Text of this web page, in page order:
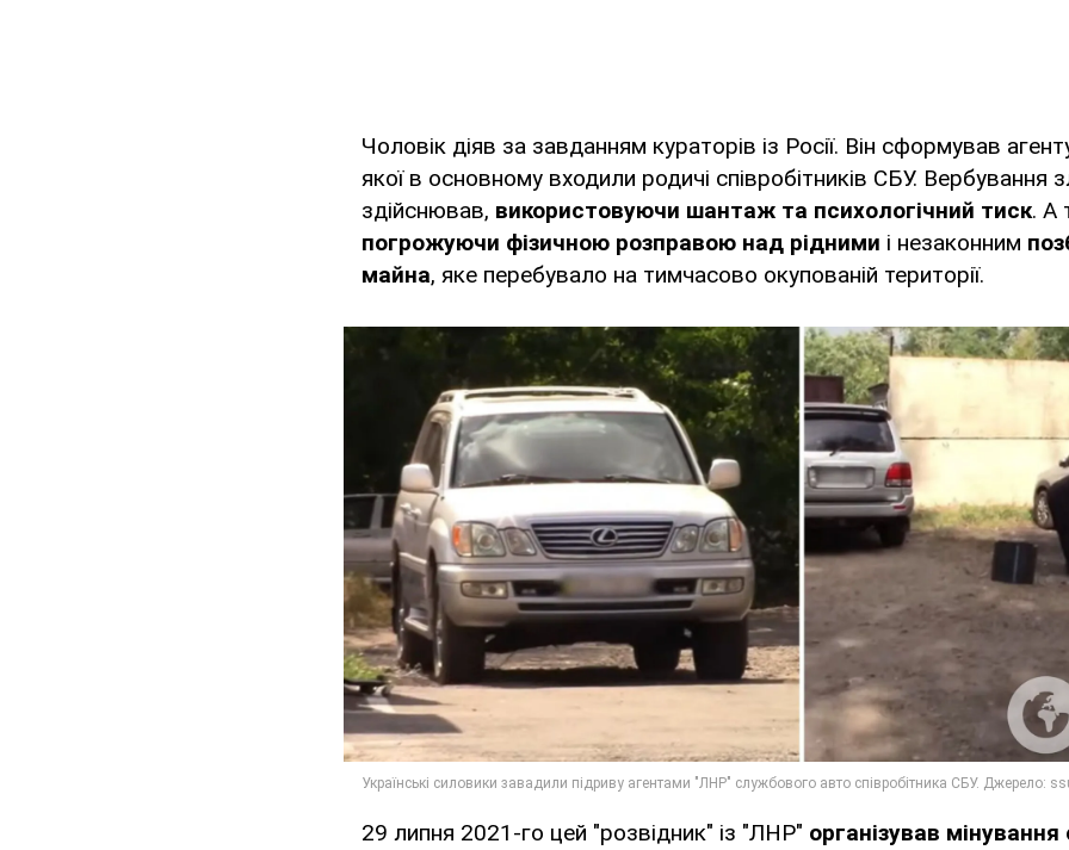
Чоловік діяв за завданням кураторів із Росії. Він сформував
якої в основному входили родичі співробітників СБУ. Вербування
здійснював, використовуючи шантаж та психологічний тиск. А
погрожуючи фізичною розправою над рідними і незаконним
майна, яке перебувало на тимчасово окупованій території.
29 липня 2021-го цей "розвідник" із "ЛНР" організував